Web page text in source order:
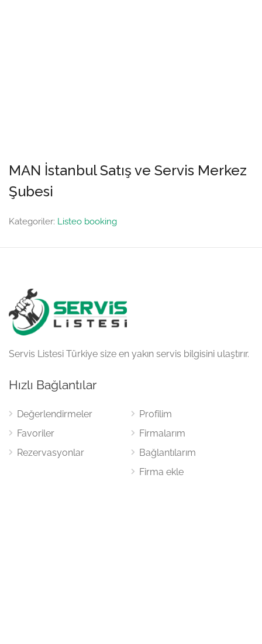
MAN İstanbul Satış ve Servis Merkez
Şubesi
Kategoriler: Listeo booking
Servis Listesi Türkiye size en yakın servis bilgisini ulaştırır.
Hızlı Bağlantılar
Değerlendirmeler
Favoriler
Rezervasyonlar
Profilim
Firmalarım
Bağlantılarım
Firma ekle